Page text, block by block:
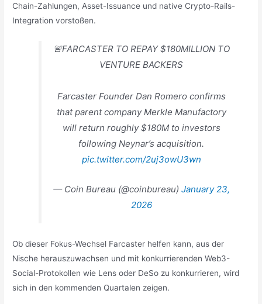
Chain-Zahlungen, Asset-Issuance und native Crypto-Rails-
Integration vorstoßen.
🚨FARCASTER TO REPAY $180MILLION TO
VENTURE BACKERS
Farcaster Founder Dan Romero confirms
that parent company Merkle Manufactory
will return roughly $180M to investors
following Neynar’s acquisition.
pic.twitter.com/2uj3owU3wn
— Coin Bureau (@coinbureau) January 23,
2026
Ob dieser Fokus-Wechsel Farcaster helfen kann, aus der
Nische herauszuwachsen und mit konkurrierenden Web3-
Social-Protokollen wie Lens oder DeSo zu konkurrieren, wird
sich in den kommenden Quartalen zeigen.